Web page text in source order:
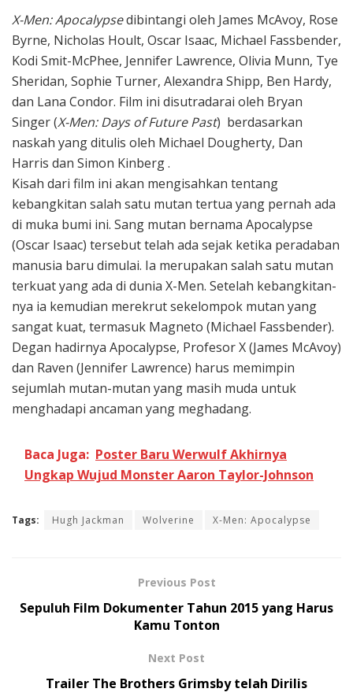
X-Men: Apocalypsedibintangi oleh James McAvoy, Rose
Byrne, Nicholas Hoult, Oscar Isaac, Michael Fassbender,
Kodi Smit-McPhee, Jennifer Lawrence, Olivia Munn, Tye
Sheridan, Sophie Turner, Alexandra Shipp, Ben Hardy,
dan Lana Condor. Film ini disutradarai oleh Bryan
Singer (X-Men: Days of Future Past) berdasarkan
naskah yang ditulis oleh Michael Dougherty, Dan
Harris dan Simon Kinberg .
Kisah dari film ini akan mengisahkan tentang
kebangkitan salah satu mutan tertua yang pernah ada
di muka bumi ini. Sang mutan bernama Apocalypse
(Oscar Isaac) tersebut telah ada sejak ketika peradaban
manusia baru dimulai. Ia merupakan salah satu mutan
terkuat yang ada di dunia X-Men. Setelah kebangkitan-
nya ia kemudian merekrut sekelompok mutan yang
sangat kuat, termasuk Magneto (Michael Fassbender).
Degan hadirnya Apocalypse, Profesor X (James McAvoy)
dan Raven (Jennifer Lawrence) harus memimpin
sejumlah mutan-mutan yang masih muda untuk
menghadapi ancaman yang meghadang.
Baca Juga: Poster Baru Werwulf Akhirnya
Ungkap Wujud Monster Aaron Taylor-Johnson
Tags: Hugh Jackman Wolverine X-Men: Apocalypse
Previous Post
Sepuluh Film Dokumenter Tahun 2015 yang Harus
Kamu Tonton
Next Post
Trailer The Brothers Grimsby telah Dirilis